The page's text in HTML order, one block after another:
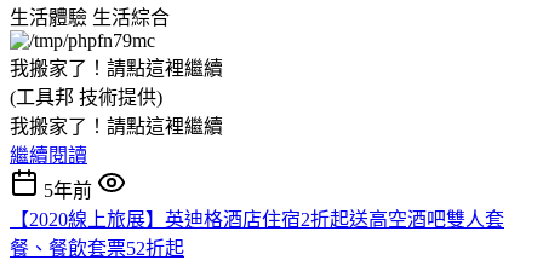
生活體驗 生活綜合
我搬家了！請點這裡繼續
(工具邦 技術提供)
我搬家了！請點這裡繼續
繼續閱讀
5年前
【2020線上旅展】英迪格酒店住宿2折起送高空酒吧雙人套
餐、餐飲套票52折起